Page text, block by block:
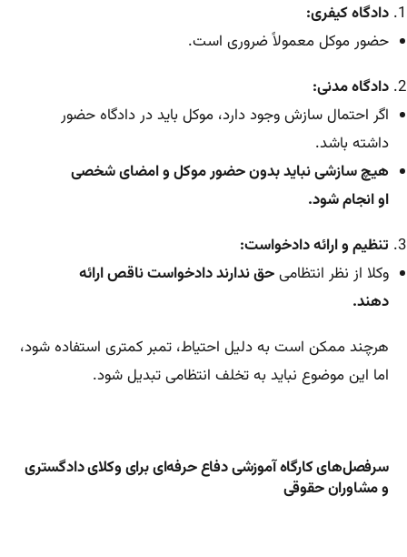
دادگاه کیفری:
حضور موکل معمولاً ضروری است.
دادگاه مدنی:
اگر احتمال سازش وجود دارد، موکل باید در دادگاه حضور
داشته باشد.
هیچ سازشی نباید بدون حضور موکل و امضای شخصی
او انجام شود.
تنظیم و ارائه دادخواست:
وکلا از نظر انتظامیحق ندارند دادخواست ناقص ارائه
دهند.
هرچند ممکن است به دلیل احتیاط، تمبر کمتری استفاده شود،
اما این موضوع نباید به تخلف انتظامی تبدیل شود.
سرفصل‌های کارگاه آموزشی دفاع حرفه‌ای برای وکلای دادگستری
و مشاوران حقوقی